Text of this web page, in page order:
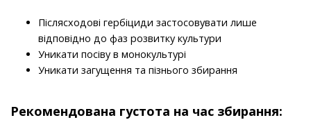
Післясходові гербіциди застосовувати лише
відповідно до фаз розвитку культури
Уникати посіву в монокультурі
Уникати загущення та пізнього збирання
Рекомендована густота на час збирання: